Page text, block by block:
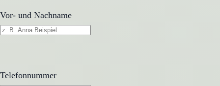
Vor- und Nachname
Telefonnummer